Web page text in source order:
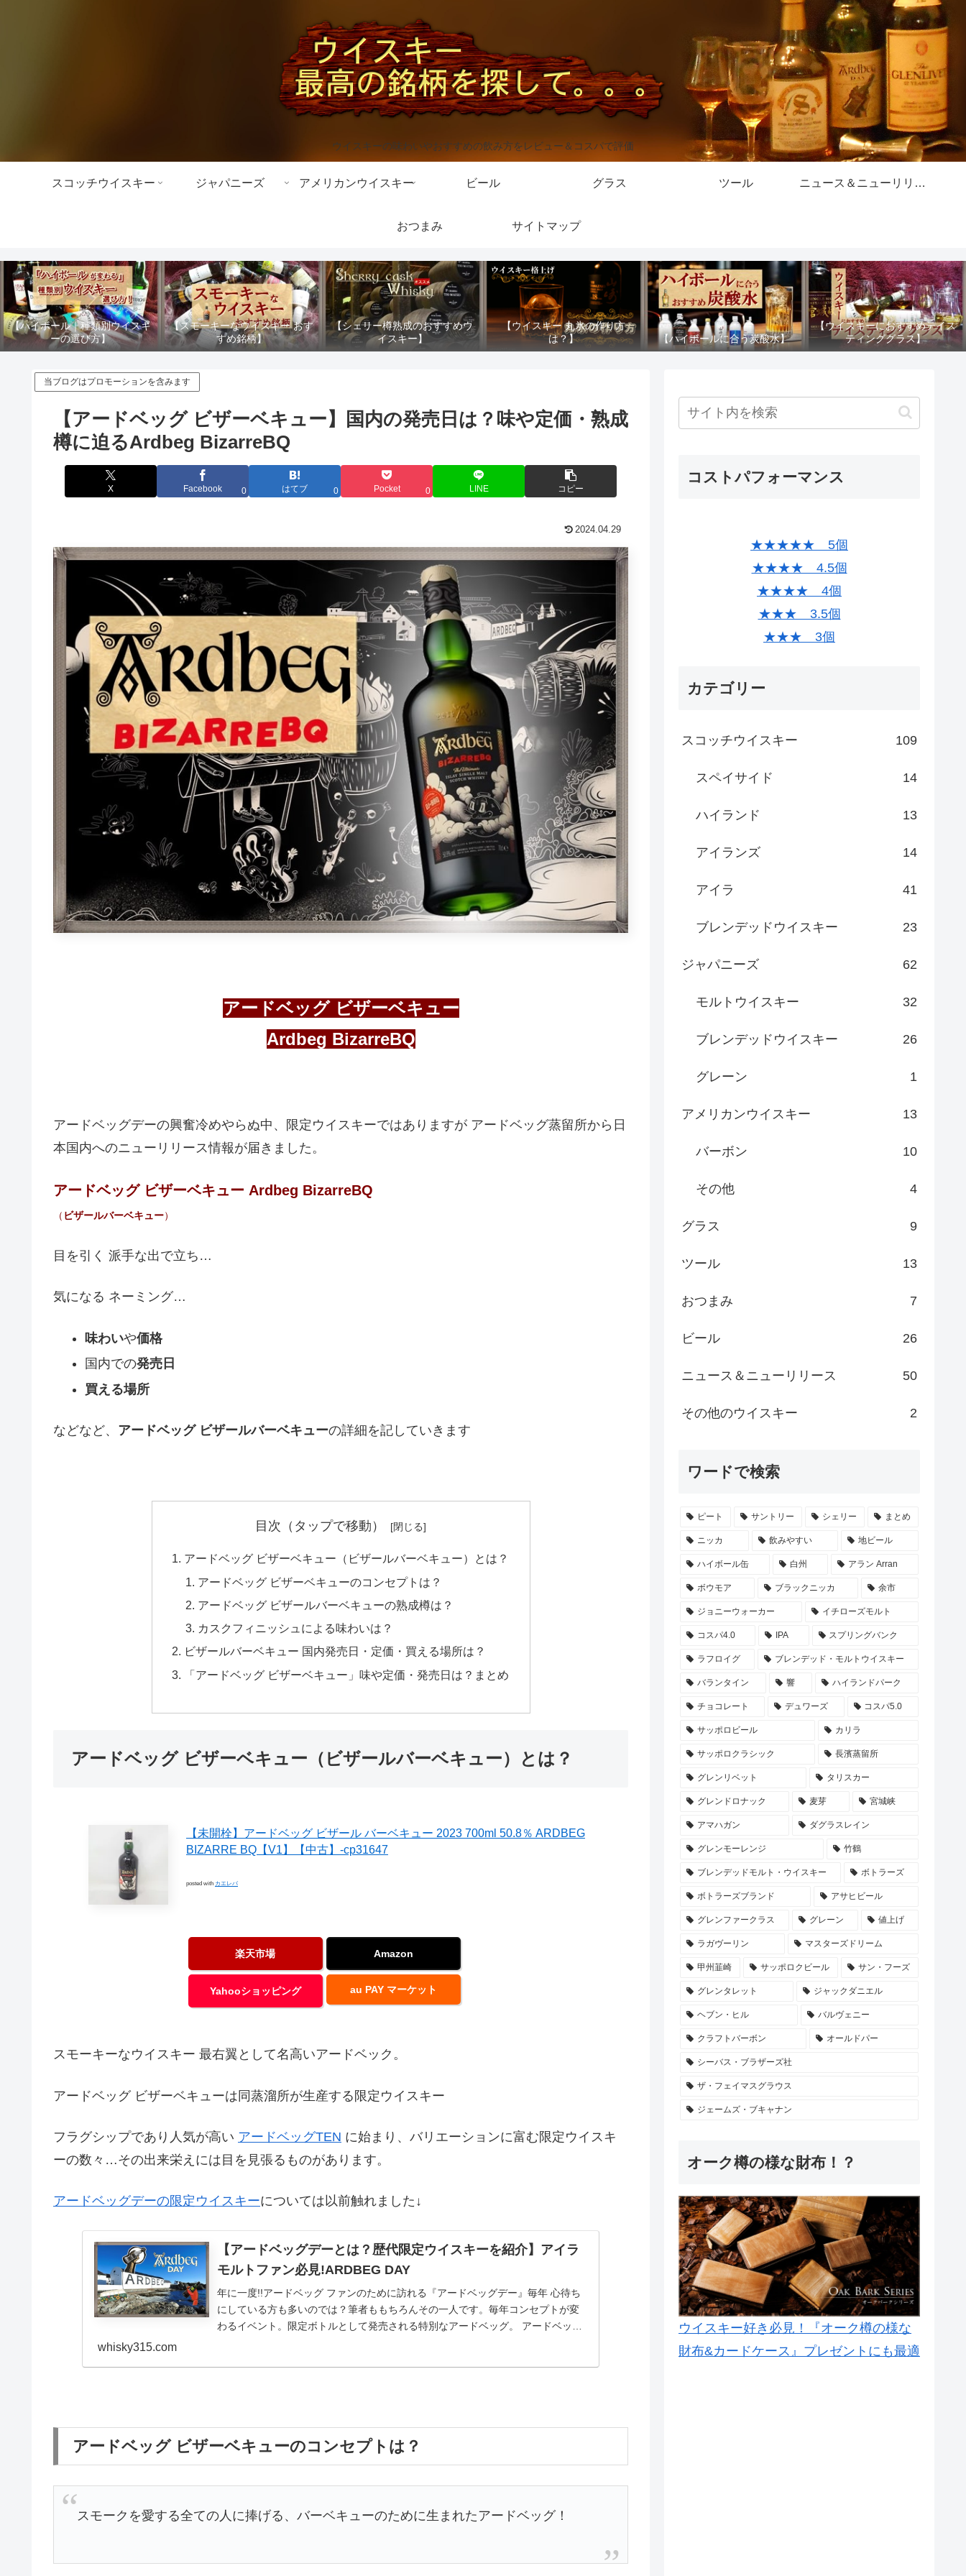
ウイスキーの味わいやおすすめの飲み方をレビュー＆コスパで評価
スコッチウイスキー ジャパニーズ アメリカンウイスキー ビール グラス ツール ニュース＆ニューリリース
おつまみ サイトマップ
【ハイボール｜種類別ウイスキ
ーの選び方】
【スモーキーなウイスキー おす
すめ銘柄】
【シェリー樽熟成のおすすめウ
イスキー】
【ウイスキー 丸氷の作り方
は？】
【ハイボールに合う炭酸水】
【ウイスキーにおすすめテイス
ティンググラス】
当ブログはプロモーションを含みます
【アードベッグ ビザーベキュー】国内の発売日は？味や定価・熟成
樽に迫るArdbeg BizarreBQ
X Facebook 0 はてブ 0 Pocket 0 LINE コピー
2024.04.29
アードベッグ ビザーベキュー
Ardbeg BizarreBQ
アードベッグデーの興奮冷めやらぬ中、限定ウイスキーではありますが アードベッグ蒸留所から日
本国内へのニューリリース情報が届きました。
アードベッグ ビザーベキュー Ardbeg BizarreBQ
（ ビザールバーベキュー）
目を引く 派手な出で立ち…
気になる ネーミング…
味わいや価格
国内での発売日
買える場所
などなど、 アードベッグ ビザールバーベキューの詳細を記していきます
目次（タップで移動）
アードベッグ ビザーベキュー（ビザールバーベキュー）とは？
アードベッグ ビザーベキューのコンセプトは？
アードベッグ ビザールバーベキューの熟成樽は？
カスクフィニッシュによる味わいは？
ビザールバーベキュー 国内発売日・定価・買える場所は？
「アードベッグ ビザーベキュー」味や定価・発売日は？まとめ
アードベッグ ビザーベキュー（ビザールバーベキュー）とは？
【未開栓】アードベッグ ビザール バーベキュー 2023 700ml 50.8％ ARDBEG
BIZARRE BQ【V1】【中古】-cp31647
posted with カエレバ
楽天市場 Amazon
Yahooショッピング au PAY マーケット
スモーキーなウイスキー 最右翼として名高いアードベック。
アードベッグ ビザーベキューは同蒸溜所が生産する限定ウイスキー
フラグシップであり人気が高い アードベッグTEN に始まり、バリエーションに富む限定ウイスキ
ーの数々…その出来栄えには目を見張るものがあります。
アードベッグデーの限定ウイスキーについては以前触れました↓
【アードベッグデーとは？歴代限定ウイスキーを紹介】アイラ
モルトファン必見!ARDBEG DAY
年に一度!!アードベッグ ファンのために訪れる『アードベッグデー』毎年 心待ち
にしている方も多いのでは？筆者ももちろんその一人です。毎年コンセプトが変
わるイベント。限定ボトルとして発売される特別なアードベッグ。 アードベッグ
whisky315.com
アードベッグ ビザーベキューのコンセプトは？
スモークを愛する全ての人に捧げる、バーベキューのために生まれたアードベッグ！
コストパフォーマンス
★★★★★ 5個
★★★★ 4.5個
★★★★ 4個
★★★ 3.5個
★★★ 3個
カテゴリー
スコッチウイスキー 109
スペイサイド 14
ハイランド 13
アイランズ 14
アイラ 41
ブレンデッドウイスキー 23
ジャパニーズ 62
モルトウイスキー 32
ブレンデッドウイスキー 26
グレーン 1
アメリカンウイスキー 13
バーボン 10
その他 4
グラス 9
ツール 13
おつまみ 7
ビール 26
ニュース＆ニューリリース 50
その他のウイスキー 2
ワードで検索
ピート サントリー シェリー まとめ
ニッカ 飲みやすい 地ビール
ハイボール缶 白州 アラン Arran
ボウモア ブラックニッカ 余市
ジョニーウォーカー イチローズモルト
コスパ4.0 IPA スプリングバンク
ラフロイグ ブレンデッド・モルトウイスキー
バランタイン 響 ハイランドパーク
チョコレート デュワーズ コスパ5.0
サッポロビール カリラ
サッポロクラシック 長濱蒸留所
グレンリベット タリスカー
グレンドロナック 麦芽 宮城峡
アマハガン ダグラスレイン
グレンモーレンジ 竹鶴
ブレンデッドモルト・ウイスキー ボトラーズ
ボトラーズブランド アサヒビール
グレンファークラス グレーン 値上げ
ラガヴーリン マスターズドリーム
甲州韮崎 サッポロクビール サン・フーズ
グレンタレット ジャックダニエル
ヘブン・ヒル バルヴェニー
クラフトバーボン オールドパー
シーバス・ブラザーズ社
ザ・フェイマスグラウス
ジェームズ・ブキャナン
オーク樽の様な財布！？
ウイスキー好き必見！『オーク樽の様な
財布&カードケース』プレゼントにも最適